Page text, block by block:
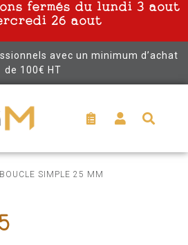
fermés du lundi 3 aout
26 aout
avec un minimum d’achat
de 100€ HT
SIMPLE 25 MM